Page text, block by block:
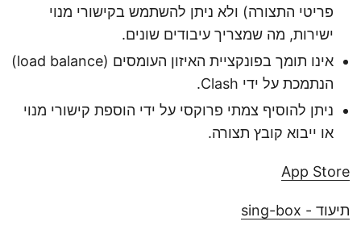
פריטי התצורה) ולא ניתן להשתמש בקישורי מנוי
ישירות, מה שמצריך עיבודים שונים.
אינו תומך בפונקציית האיזון העומסים (load balance)
הנתמכת על ידי Clash.
ניתן להוסיף צמתי פרוקסי על ידי הוספת קישורי מנוי
או ייבוא קובץ תצורה.
App Store
תיעוד - sing-box